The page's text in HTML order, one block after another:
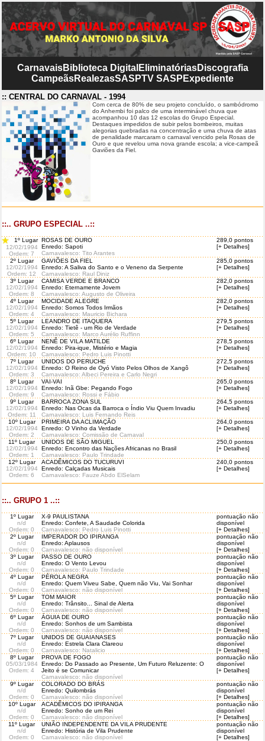
CarnavaisBiblioteca Digital EliminatóriasDiscografia
CampeãsRealezasSASPTV SASP Expediente
:: CENTRAL DO CARNAVAL - 1994
Com cerca de 80% de seu projeto concluído, o sambódromo
do Anhembi foi palco de uma interminável chuva que
acompanhou 10 das 12 escolas do Grupo Especial.
Destaques impedidos de subir pelos bombeiros, muitas
alegorias quebradas na concentração e uma chuva de atas
de penalidade marcaram o carnaval vencido pela Rosas de
Ouro e que revelou uma nova grande escola; a vice-campeã
Gaviões da Fiel.
::.. GRUPO ESPECIAL ..::
1º Lugar
12/02/1994
Ordem: 7
ROSAS DE OURO
Enredo: Sapoti
Carnavalesco: Tito Arantes
289,0 pontos
[+ Detalhes]
2º Lugar
12/02/1994
Ordem: 12
GAVIÕES DA FIEL
Enredo: A Saliva do Santo e o Veneno da Serpente
Carnavalesco: Raul Diniz
285,0 pontos
[+ Detalhes]
3º Lugar
12/02/1994
Ordem: 8
CAMISA VERDE E BRANCO
Enredo: Eternamente Jovem
Carnavalesco: Augusto de Oliveira
282,0 pontos
[+ Detalhes]
4º Lugar
12/02/1994
Ordem: 4
MOCIDADE ALEGRE
Enredo: Somos Todos Irmãos
Carnavalesco: Mauricio Bichara
282,0 pontos
[+ Detalhes]
5º Lugar
12/02/1994
Ordem: 5
LEANDRO DE ITAQUERA
Enredo: Tietê - um Rio de Verdade
Carnavalesco: Marco Aurélio Ruffinn
279,5 pontos
[+ Detalhes]
6º Lugar
12/02/1994
Ordem: 10
NENÊ DE VILA MATILDE
Enredo: Pira-ique, Mistério e Magia
Carnavalesco: Pedro Luis Pinotti
278,5 pontos
[+ Detalhes]
7º Lugar
12/02/1994
Ordem: 3
UNIDOS DO PERUCHE
Enredo: O Reino de Oyó Visto Pelos Olhos de Xangô
Carnavalesco: Albeci Pereira e Carlo Negri
272,5 pontos
[+ Detalhes]
8º Lugar
12/02/1994
Ordem: 9
VAI-VAI
Enredo: Inã Gbe: Pegando Fogo
Carnavalesco: Rossi e Fábio
265,0 pontos
[+ Detalhes]
9º Lugar
12/02/1994
Ordem: 11
BARROCA ZONA SUL
Enredo: Nas Ocas da Barroca o Índio Viu Quem Invadiu
Carnavalesco: Luis Fernando Reis
264,5 pontos
[+ Detalhes]
10º Lugar
12/02/1994
Ordem: 2
PRIMEIRA DA ACLIMAÇÃO
Enredo: O Vinho da Verdade
Carnavalesco: Comissão de Carnaval
264,0 pontos
[+ Detalhes]
11º Lugar
12/02/1994
Ordem: 1
UNIDOS DE SÃO MIGUEL
Enredo: Encontro das Nações Africanas no Brasil
Carnavalesco: Paulo Trindade
250,0 pontos
[+ Detalhes]
12º Lugar
12/02/1994
Ordem: 6
ACADÊMICOS DO TUCURUVI
Enredo: Calçadas Musicais
Carnavalesco: Fauze Abdo ElSelam
240,0 pontos
[+ Detalhes]
::.. GRUPO 1 ..::
1º Lugar
n/d
Ordem: 0
X-9 PAULISTANA
Enredo: Confete, A Saudade Colorida
Carnavalesco: Pedro Luis Pinotti
pontuação não
disponível
[+ Detalhes]
2º Lugar
n/d
Ordem: 0
IMPERADOR DO IPIRANGA
Enredo: Aplausos
Carnavalesco: não disponível
pontuação não
disponível
[+ Detalhes]
3º Lugar
n/d
Ordem: 0
PASSO DE OURO
Enredo: O Vento Levou
Carnavalesco: Paulo Trindade
pontuação não
disponível
[+ Detalhes]
4º Lugar
n/d
Ordem: 0
PÉROLA NEGRA
Enredo: Quem Viveu Sabe, Quem não Viu, Vai Sonhar
Carnavalesco: não disponível
pontuação não
disponível
[+ Detalhes]
5º Lugar
n/d
Ordem: 0
TOM MAIOR
Enredo: Trânsito... Sinal de Alerta
Carnavalesco: não disponível
pontuação não
disponível
[+ Detalhes]
6º Lugar
n/d
Ordem: 0
ÁGUIA DE OURO
Enredo: Sonhos de um Sambista
Carnavalesco: não disponível
pontuação não
disponível
[+ Detalhes]
7º Lugar
n/d
Ordem: 0
UNIDOS DE GUAIANASES
Enredo: Estrela Clara Clareou
Carnavalesco: Natalicio
pontuação não
disponível
[+ Detalhes]
8º Lugar
05/03/1984
Ordem: 4
PROVA DE FOGO
Enredo: Do Passado ao Presente, Um Futuro Reluzente: O
Jeito é se Comunicar
Carnavalesco: não disponível
pontuação não
disponível
[+ Detalhes]
9º Lugar
n/d
Ordem: 0
COLORADO DO BRÁS
Enredo: Quilombrás
Carnavalesco: não disponível
pontuação não
disponível
[+ Detalhes]
10º Lugar
n/d
Ordem: 0
ACADÊMICOS DO IPIRANGA
Enredo: Sonho de um Rei
Carnavalesco: não disponível
pontuação não
disponível
[+ Detalhes]
11º Lugar
n/d
Ordem: 0
UNIÃO INDEPENDENTE DA VILA PRUDENTE
Enredo: História de Vila Prudente
Carnavalesco: não disponível
pontuação não
disponível
[+ Detalhes]